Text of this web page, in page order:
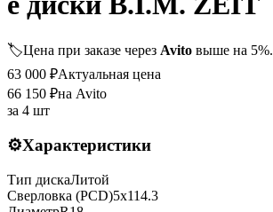
🏷️Цена при заказе через Avito выше на 5%.
63 000 ₽Актуальная цена
66 150 ₽на Avito
за 4 шт
⚙️Характеристики
Тип дискаЛитой
Сверловка (PCD)5x114.3